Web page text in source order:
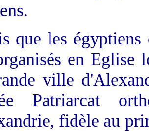
que les
en Eglise
ville
Patriarcat
fidèle au